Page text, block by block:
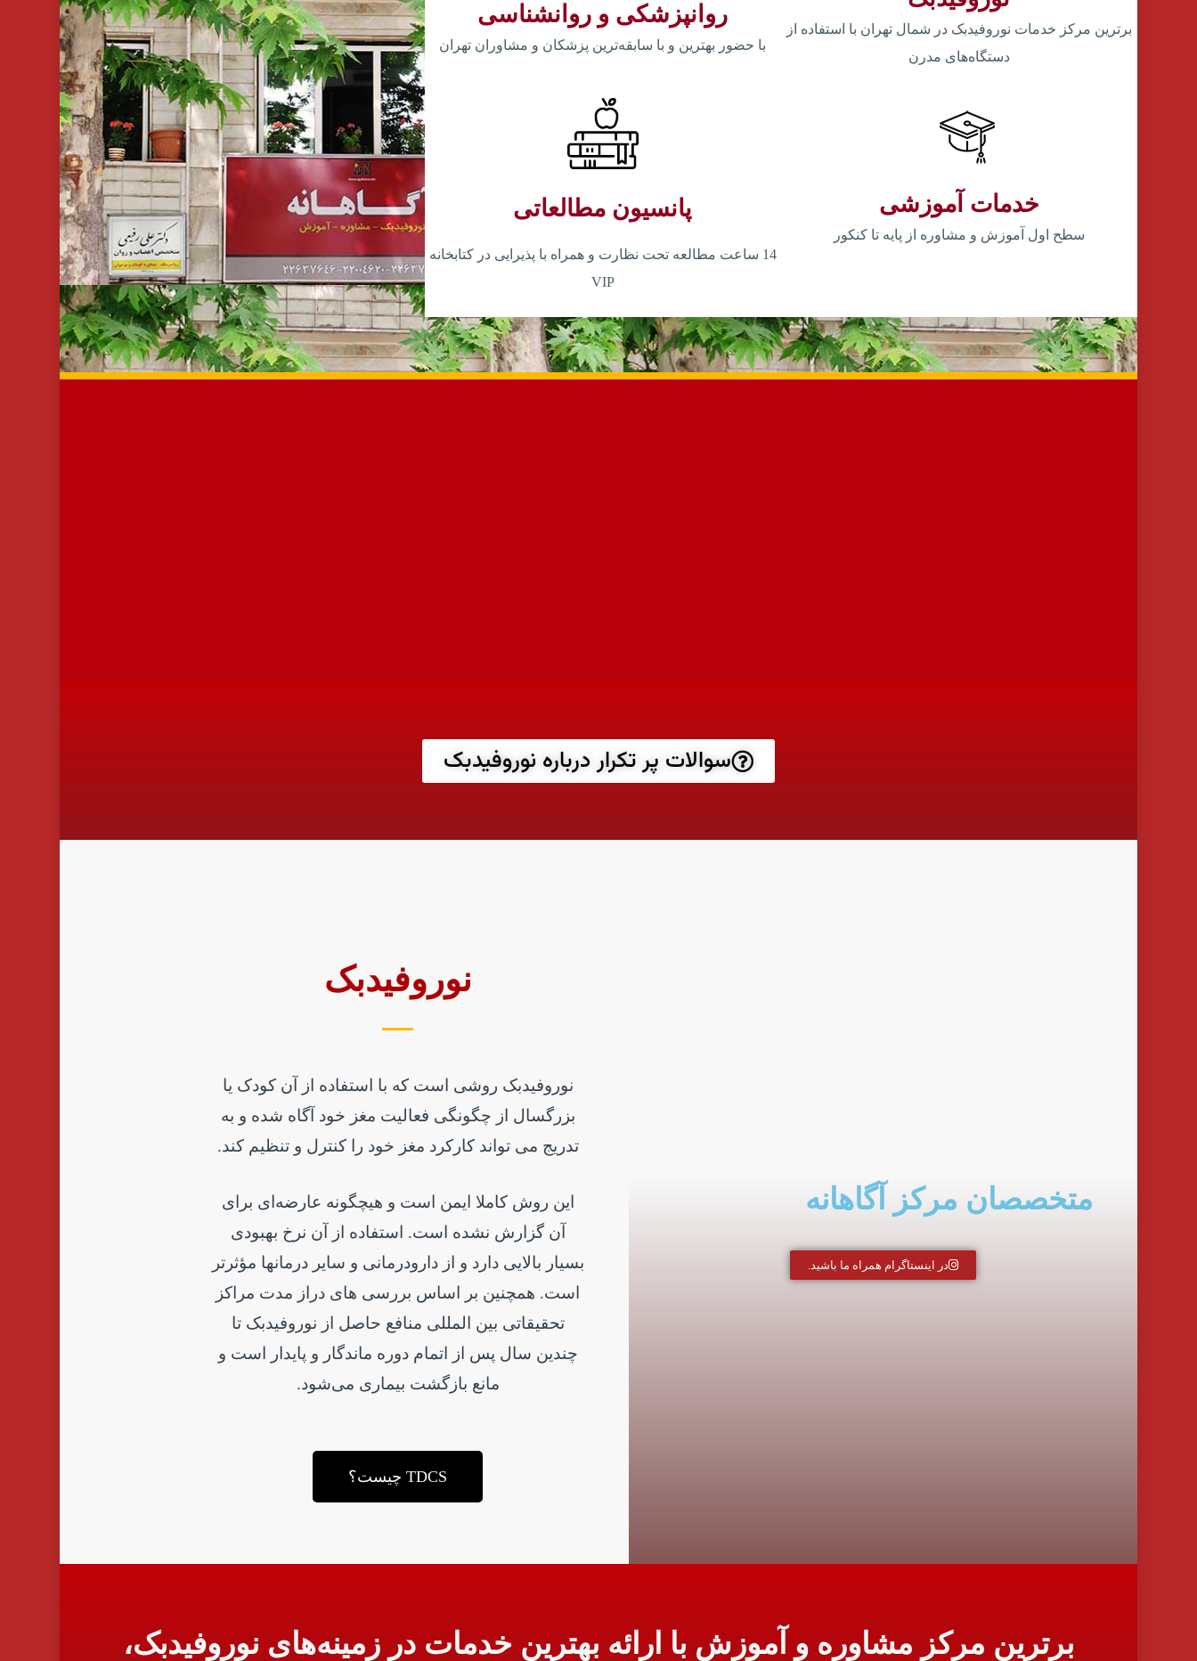
برترین مرکز خدمات نوروفیدبک در شمال تهران با استفاده از
دستگاه‌های مدرن
خدمات آموزشی
سطح اول آموزش و مشاوره از پایه تا کنکور
روانپزشکی و روانشناسی
با حضور بهترین و با سابقه‌ترین پزشکان و مشاوران تهران
پانسیون مطالعاتی
14 ساعت مطالعه تحت نظارت و همراه با پذیرایی در کتابخانه
VIP
سوالات پر تکرار درباره نوروفیدبک​
متخصصان مرکز آگاهانه
در اینستاگرام همراه ما باشید.
نوروفیدبک
نوروفیدبک روشی است که با استفاده از آن کودک یا
بزرگسال از چگونگی فعالیت مغز خود آگاه شده و به
تدریج می ­تواند کارکرد مغز خود را کنترل و تنظیم کند.
این روش کاملا ایمن است و هیچ­گونه عارضه‌ای برای
آن گزارش نشده است. استفاده از آن نرخ بهبودی
بسیار بالایی دارد و از دارو­درمانی و سایر درمان­ها مؤثرتر
است. همچنین بر اساس بررسی­ های دراز مدت مراکز
تحقیقاتی بین­ المللی منافع حاصل از نوروفیدبک تا
چندین سال پس از اتمام دوره ماندگار و پایدار است و
مانع بازگشت بیماری می‌شود.
TDCS چیست؟
برترین مرکز مشاوره و آموزش با ارائه بهترین خدمات در زمینه‌های نوروفیدبک،